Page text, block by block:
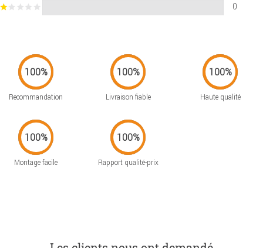
0
Recommandation Livraison fiable Haute qualité
Montage facile Rapport qualité-prix